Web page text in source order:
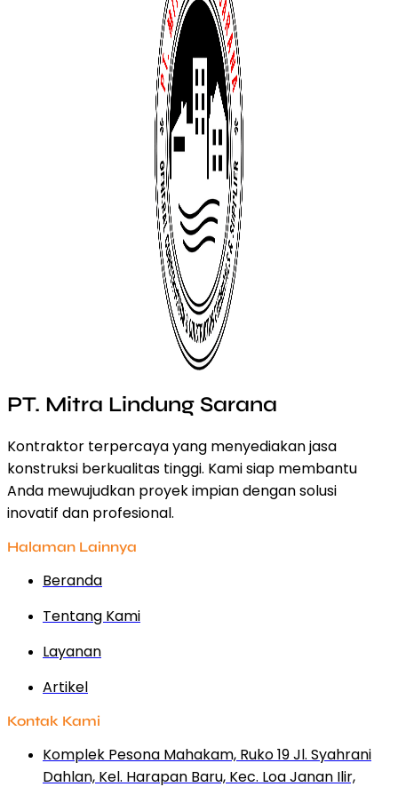
PT. Mitra Lindung Sarana
Kontraktor terpercaya yang menyediakan jasa
konstruksi berkualitas tinggi. Kami siap membantu
Anda mewujudkan proyek impian dengan solusi
inovatif dan profesional.
Halaman Lainnya
Beranda
Tentang Kami
Layanan
Artikel
Kontak Kami
Komplek Pesona Mahakam, Ruko 19 Jl. Syahrani
Dahlan, Kel. Harapan Baru, Kec. Loa Janan Ilir,